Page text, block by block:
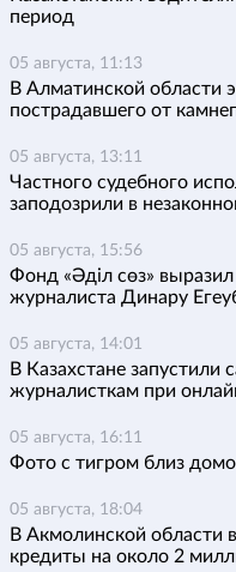
период
05 августа, 11:13
В Алматинской области
пострадавшего от
05 августа, 13:11
Частного судебного
заподозрили в
05 августа, 15:56
Фонд «Әділ сөз»
журналиста Динару
05 августа, 14:01
В Казахстане
журналисткам при
05 августа, 16:11
Фото с тигром близ
05 августа, 18:04
В Акмолинской
кредиты на около 2